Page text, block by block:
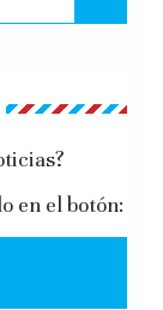
en el botón: